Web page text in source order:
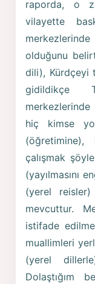
raporda, o
vilayette
olduğunu
dili), Kürdçeyi
gidildikçe
merkezlerinde
hiç kimse
(öğretimine),
çalışmak
(yayılmasını
(yerel reisler)
mevcuttur.
istifade
muallimleri
(yerel
Dolaştığım